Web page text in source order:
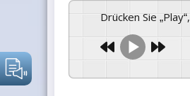
Drücken Sie